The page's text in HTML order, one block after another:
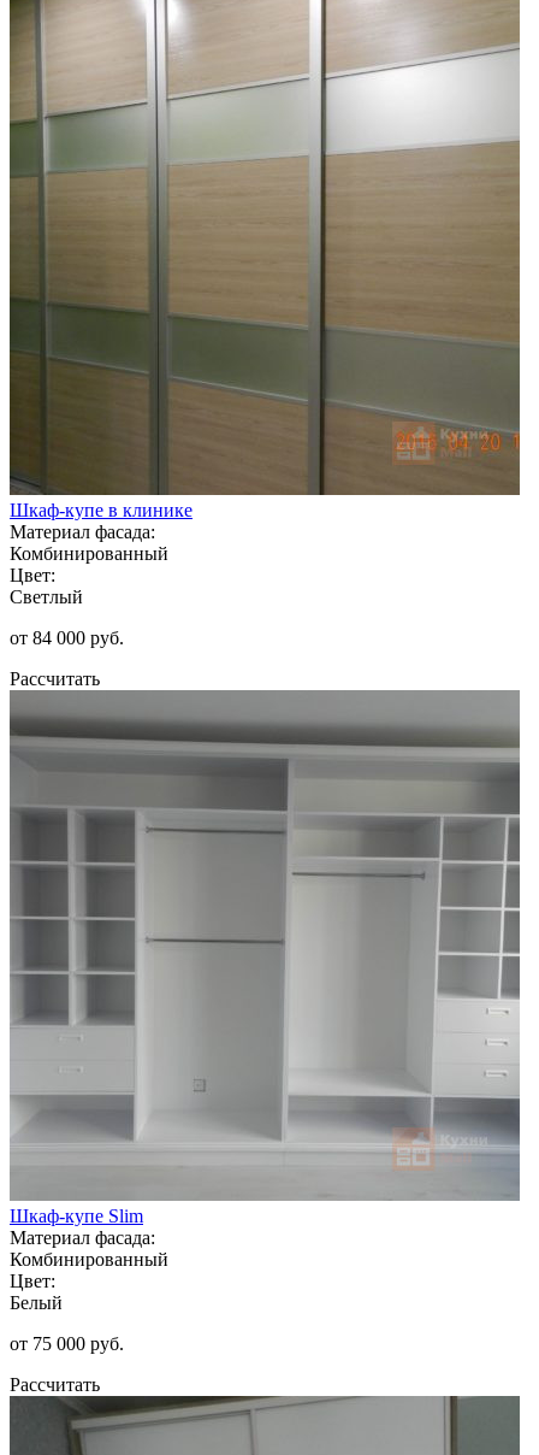
Шкаф-купе в клинике
Материал фасада:
Комбинированный
Цвет:
Светлый
от 84 000 руб.
Рассчитать
Шкаф-купе Slim
Материал фасада:
Комбинированный
Цвет:
Белый
от 75 000 руб.
Рассчитать